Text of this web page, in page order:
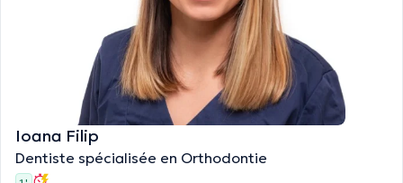
Ioana Filip
Dentiste spécialisée en Orthodontie